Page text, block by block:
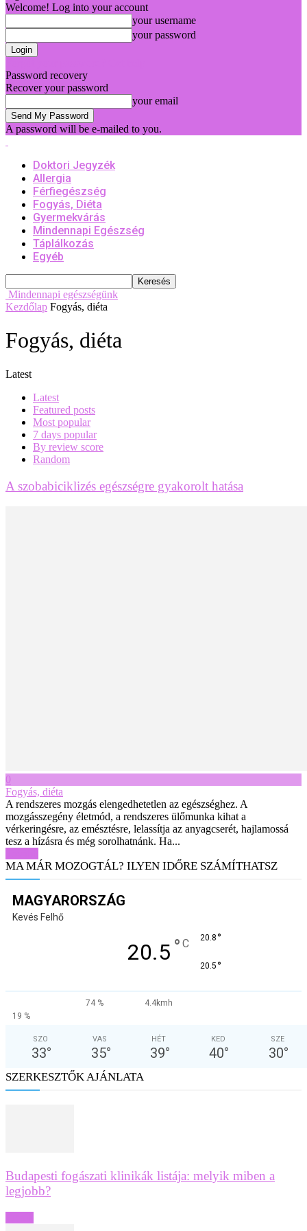
Welcome! Log into your account
your username
your password
Password recovery
Recover your password
your email
A password will be e-mailed to you.
Doktori Jegyzék
Allergia
Férfiegészség
Fogyás, Diéta
Gyermekvárás
Mindennapi Egészség
Táplálkozás
Egyéb
Mindennapi egészségünk
Kezdőlap Fogyás, diéta
Fogyás, diéta
Latest
Latest
Featured posts
Most popular
7 days popular
By review score
Random
A szobabiciklizés egészségre gyakorolt hatása
0
Fogyás, diéta
A rendszeres mozgás elengedhetetlen az egészséghez. A
mozgásszegény életmód, a rendszeres ülőmunka kihat a
vérkeringésre, az emésztésre, lelassítja az anyagcserét, hajlamossá
tesz a hízásra és még sorolhatnánk. Ha...
MA MÁR MOZOGTÁL? ILYEN IDŐRE SZÁMÍTHATSZ
MAGYARORSZÁG
Kevés Felhő
20.5 ° C 20.8 °
20.5 °
74 %
4.4kmh
19 %
SZO
33°
VAS
35°
HÉT
39°
KED
40°
SZE
30°
SZERKESZTŐK AJÁNLATA
Budapesti fogászati klinikák listája: melyik miben a
legjobb?